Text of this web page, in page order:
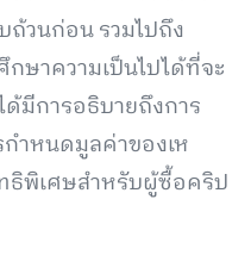
วนก่อน รวมไปถึง
ษาความเป็นไปได้ที่จะ
ด้มีการอธิบายถึงการ
ำหนดมูลค่าของเห
พิเศษสำหรับผู้ซื้อคริป